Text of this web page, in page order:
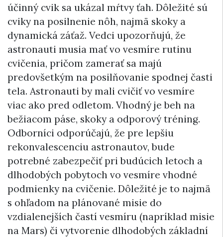
účinný cvik sa ukázal mŕtvy ťah. Dôležité sú
cviky na posilnenie nôh, najmä skoky a
dynamická záťaž. Vedci upozorňujú, že
astronauti musia mať vo vesmíre rutinu
cvičenia, pričom zamerať sa majú
predovšetkým na posilňovanie spodnej časti
tela. Astronauti by mali cvičiť vo vesmíre
viac ako pred odletom. Vhodný je beh na
bežiacom páse, skoky a odporový tréning.
Odborníci odporúčajú, že pre lepšiu
rekonvalescenciu astronautov, bude
potrebné zabezpečiť pri budúcich letoch a
dlhodobých pobytoch vo vesmíre vhodné
podmienky na cvičenie. Dôležité je to najmä
s ohľadom na plánované misie do
vzdialenejších častí vesmíru (napríklad misie
na Mars) či vytvorenie dlhodobých základní